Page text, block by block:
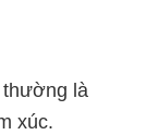
là
xúc.